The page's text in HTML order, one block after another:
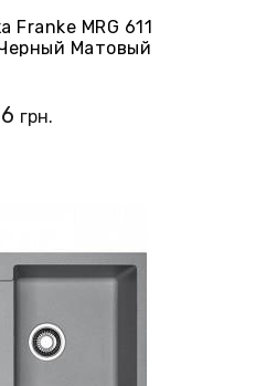
Franke MRG 611
Матовый
грн.